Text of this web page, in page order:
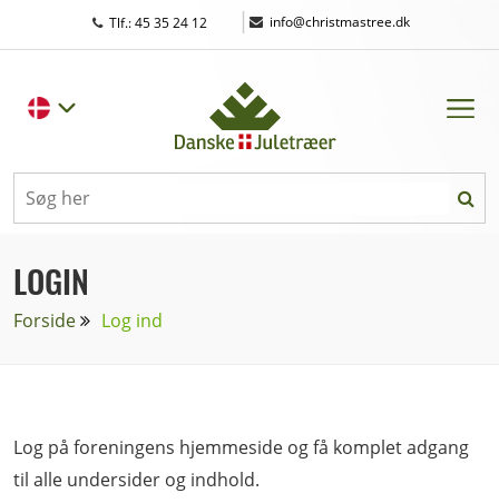
Tlf.: 45 35 24 12 | info@christmastree.dk
LOGIN
Forside Log ind
Log på foreningens hjemmeside og få komplet adgang
til alle undersider og indhold.